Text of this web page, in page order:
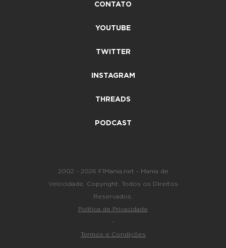
CONTATO
YOUTUBE
TWITTER
INSTAGRAM
THREADS
PODCAST
2002 - 2026 F1Mania.net - Mania de
Velocidade. Copyright. Todos os Direitos
Reservados.
Política de Privacidade
-
Termos e Condições